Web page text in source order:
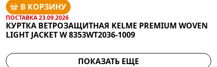
В КОРЗИНУ
ПОСТАВКА 23.09.2026
КУРТКА ВЕТРОЗАЩИТНАЯ KELME PREMIUM WOVEN
LIGHT JACKET W 8353WT2036-1009
ПОКАЗАТЬ ЕЩЕ